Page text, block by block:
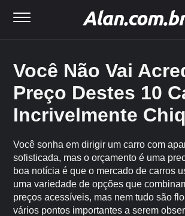
Você Não Vai
Preço Destes 10
Incrivelmente
Você sonha em dirigir um carro com
sofisticada, mas o orçamento é uma
boa notícia é que o mercado de carros
uma variedade de opções que
preços acessíveis, mas nem tudo são
vários pontos importantes a serem